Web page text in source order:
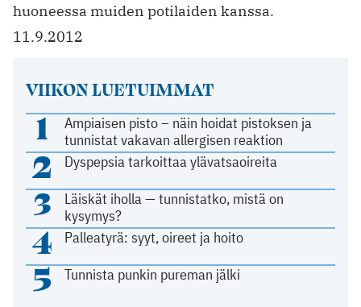
huoneessa muiden potilaiden kanssa.
11.9.2012
VIIKON LUETUIMMAT
1
Ampiaisen pisto – näin hoidat pistoksen ja
tunnistat vakavan allergisen reaktion
2 Dyspepsia tarkoittaa ylävatsaoireita
3
Läiskät iholla — tunnistatko, mistä on
kysymys?
4 Palleatyrä: syyt, oireet ja hoito
5 Tunnista punkin pureman jälki